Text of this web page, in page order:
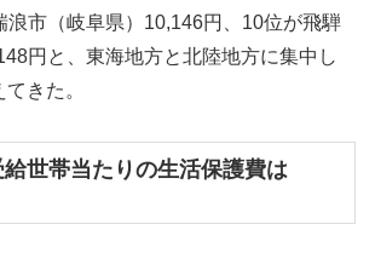
浪市（岐阜県）10,146円、10位が飛騨
円と、東海地方と北陸地方に集中し
きた。
世帯当たりの生活保護費は